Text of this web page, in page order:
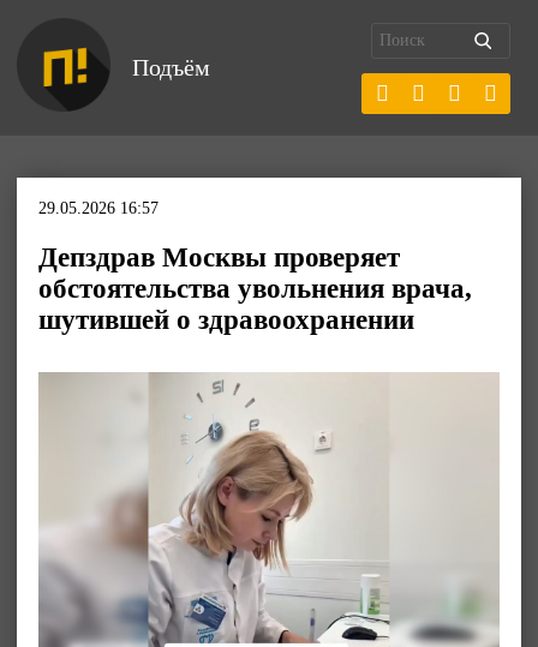
Подъём
29.05.2026 16:57
Депздрав Москвы проверяет
обстоятельства увольнения врача,
шутившей о здравоохранении